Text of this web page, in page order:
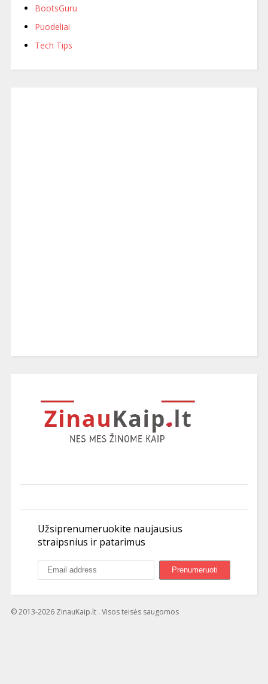
BootsGuru
Puodeliai
Tech Tips
Užsiprenumeruokite naujausius
straipsnius ir patarimus
© 2013-2026 ZinauKaip.lt . Visos teisės saugomos